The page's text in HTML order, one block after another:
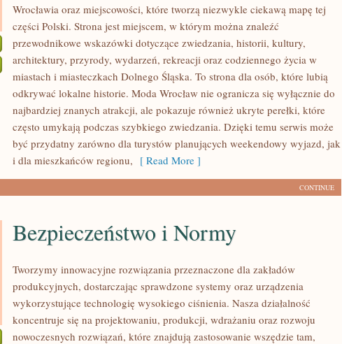
ZGORZELEC
Wrocławia oraz miejscowości, które tworzą niezwykle ciekawą mapę tej
części Polski. Strona jest miejscem, w którym można znaleźć
przewodnikowe wskazówki dotyczące zwiedzania, historii, kultury,
architektury, przyrody, wydarzeń, rekreacji oraz codziennego życia w
miastach i miasteczkach Dolnego Śląska. To strona dla osób, które lubią
odkrywać lokalne historie. Moda Wrocław nie ogranicza się wyłącznie do
najbardziej znanych atrakcji, ale pokazuje również ukryte perełki, które
często umykają podczas szybkiego zwiedzania. Dzięki temu serwis może
być przydatny zarówno dla turystów planujących weekendowy wyjazd, jak
i dla mieszkańców regionu, [ Read More ]
CONTINUE
Bezpieczeństwo i Normy
Tworzymy innowacyjne rozwiązania przeznaczone dla zakładów
produkcyjnych, dostarczając sprawdzone systemy oraz urządzenia
wykorzystujące technologię wysokiego ciśnienia. Nasza działalność
koncentruje się na projektowaniu, produkcji, wdrażaniu oraz rozwoju
nowoczesnych rozwiązań, które znajdują zastosowanie wszędzie tam,